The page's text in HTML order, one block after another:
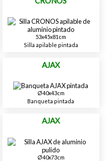
53x45x81cm
Silla apilable pintada
AJAX
Ø40x43cm
Banqueta pintada
AJAX
Ø40x73cm